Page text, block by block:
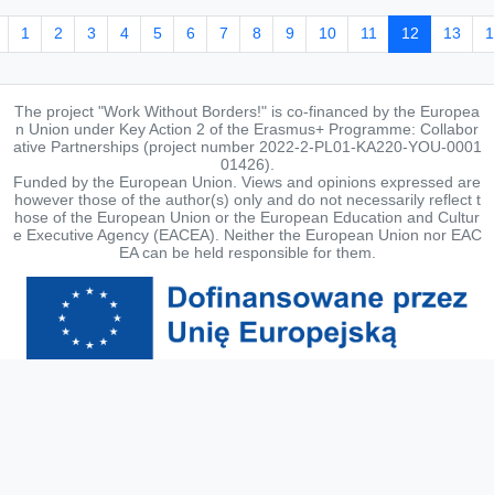
1 2 3 4 5 6 7 8 9 10 11 12 13
The project "Work Without Borders!" is co-financed by the Europea
n Union under Key Action 2 of the Erasmus+ Programme: Collabor
ative Partnerships (project number 2022-2-PL01-KA220-YOU-0001
01426).
Funded by the European Union. Views and opinions expressed are
however those of the author(s) only and do not necessarily reflect t
hose of the European Union or the European Education and Cultur
e Executive Agency (EACEA). Neither the European Union nor EAC